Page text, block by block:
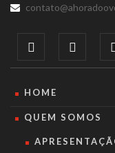
HOME
QUEM SOMOS